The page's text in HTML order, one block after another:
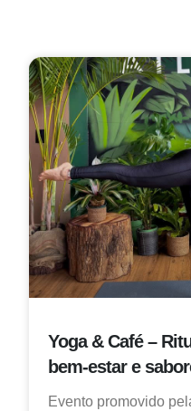
Yoga & Café –
bem-estar e
Evento promovido